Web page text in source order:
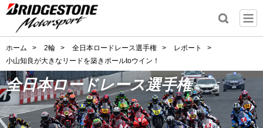
ホーム > 2輪 > 全日本ロードレース選手権 > レポート
>
小山知良が大きなリードを築きポールtoウイン！
全日本ロードレース選手権